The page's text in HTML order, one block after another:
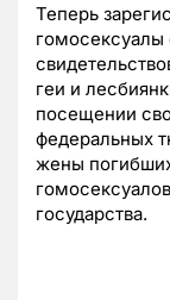
Теперь
гомосексуалы
геи и
посещении
федеральных
жены
государства.